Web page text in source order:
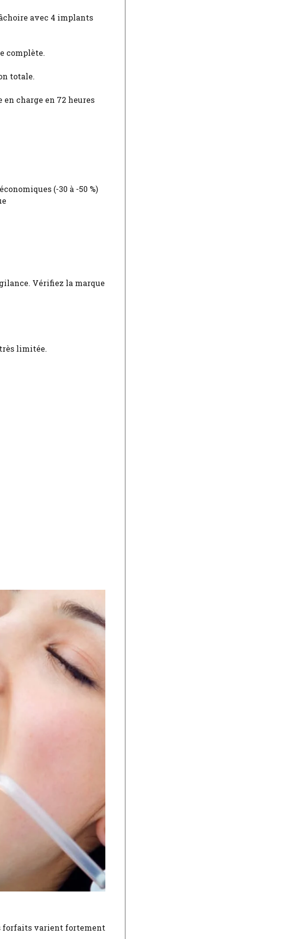
avec 4 implants
complète.
totale.
charge en 72 heures
(-30 à -50 %)
Vérifiez la marque
limitée.
forfaits varient fortement